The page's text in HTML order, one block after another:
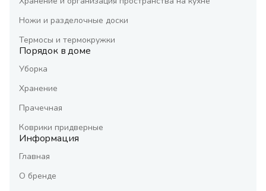
Ножи и разделочные доски
Термосы и термокружки
Порядок в доме
Уборка
Хранение
Прачечная
Коврики придверные
Информация
Главная
О бренде